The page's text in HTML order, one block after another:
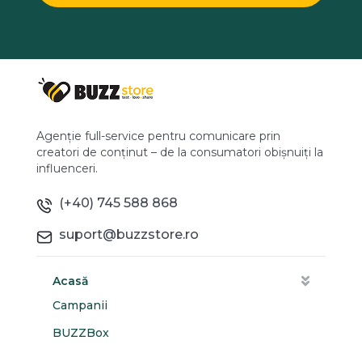
Agenție full-service pentru comunicare prin
creatori de conținut – de la consumatori obișnuiți la
influenceri.
(+40) 745 588 868
suport@buzzstore.ro
Acasă
Campanii
BUZZBox